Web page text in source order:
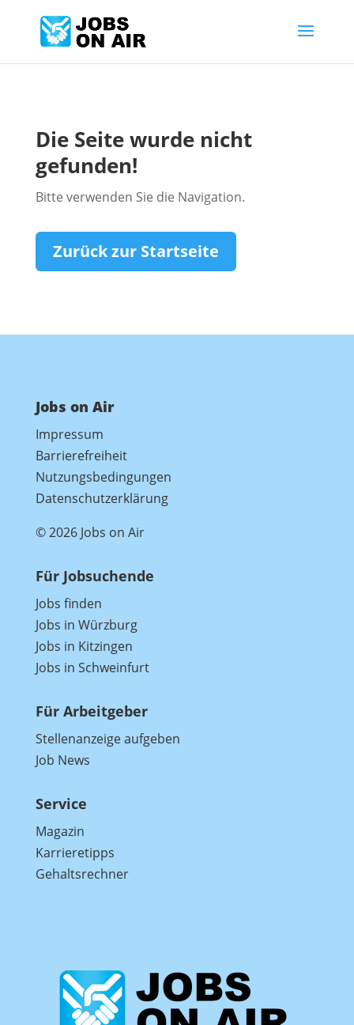
Die Seite wurde nicht
gefunden!
Bitte verwenden Sie die Navigation.
Zurück zur Startseite
Jobs on Air
Impressum
Barrierefreiheit
Nutzungsbedingungen
Datenschutzerklärung
© 2026 Jobs on Air
Für Jobsuchende
Jobs finden
Jobs in Würzburg
Jobs in Kitzingen
Jobs in Schweinfurt
Für Arbeitgeber
Stellenanzeige aufgeben
Job News
Service
Magazin
Karrieretipps
Gehaltsrechner